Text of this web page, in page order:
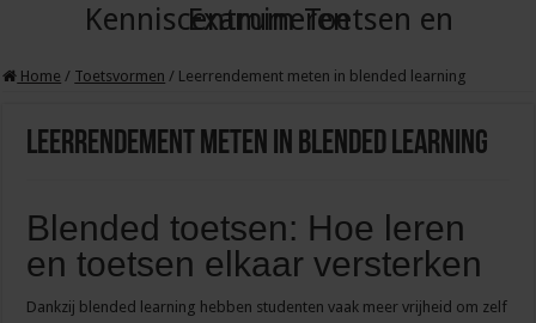
Kenniscentrum Toetsen en Examineren
Home / Toetsvormen / Leerrendement meten in blended learning
Leerrendement meten in blended learning
Blended toetsen: Hoe leren
en toetsen elkaar versterken
Dankzij blended learning hebben studenten vaak meer vrijheid om zelf